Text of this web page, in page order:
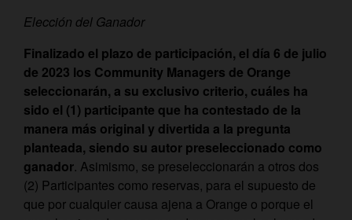
Elección del Ganador
Finalizado el plazo de participación, el día 6 de julio
de 2023 los Community Managers de Orange
seleccionarán, a su exclusivo criterio, cuáles ha
sido el (1) participante que ha contestado de la
manera más original y divertida a la pregunta
planteada, siendo su autor preseleccionado como
ganador. Asimismo, se preseleccionarán a otros dos
(2) Participantes como reservas, para el supuesto de
que por cualquier causa ajena a Orange o porque el